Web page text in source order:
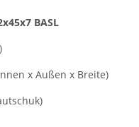
BASL
x Außen x Breite)